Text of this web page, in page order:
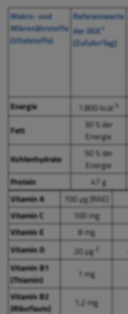
Makro- und
Mikronährstoffe
(Vitalstoffe)
Referenzwerte
der DGE1
(Zufuhr/Tag)
Energie
1.800 kcal 5
Fett
30 % der
Energie
Kohlenhydrate
50 % der
Energie
Protein
47 g
Vitamin A
700 µg (RAE)
Vitamin C
100 mg
Vitamin E
8 mg
Vitamin D
20 µg 2
Vitamin B1
(Thiamin)
1 mg
Vitamin B2
(Riboflavin)
1,2 mg